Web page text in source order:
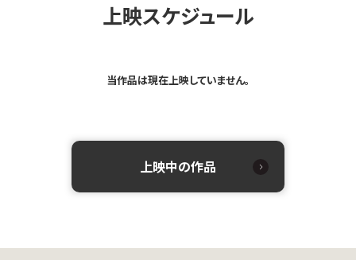
上映スケジュール
当作品は現在上映していません。
上映中の作品